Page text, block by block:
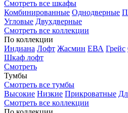
Смотреть все шкафы
Комбинированные Однодверные
Угловые Двухдверные
Смотреть все коллекции
По коллекции
Индиана Лофт Жасмин ЕВА Грейс
Шкаф лофт
Смотреть
Тумбы
Смотреть все тумбы
Высокие Низкие Прикроватные
Смотреть все коллекции